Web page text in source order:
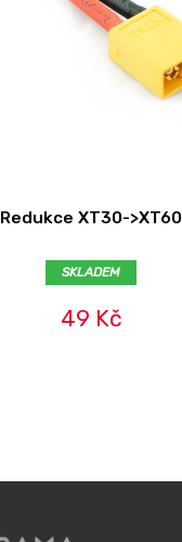
Redukce XT30->XT60
SKLADEM
49 Kč